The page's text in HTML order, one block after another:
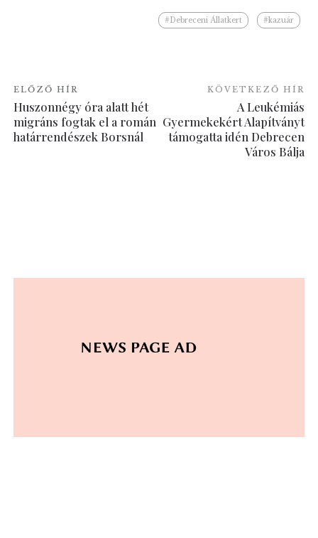
#Debreceni Állatkert #kazuár
ELŐZŐ HÍR
Huszonnégy óra alatt hét
migráns fogtak el a román
határrendészek Borsnál
KÖVETKEZŐ HÍR
A Leukémiás
Gyermekekért Alapítványt
támogatta idén Debrecen
Város Bálja